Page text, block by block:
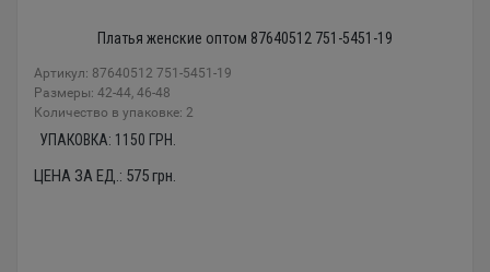
Платья женские оптом 87640512 751-5451-19
Артикул: 87640512 751-5451-19
Размеры: 42-44, 46-48
Количество в упаковке: 2
УПАКОВКА: 1150 ГРН.
ЦЕНА ЗА ЕД.: 575грн.